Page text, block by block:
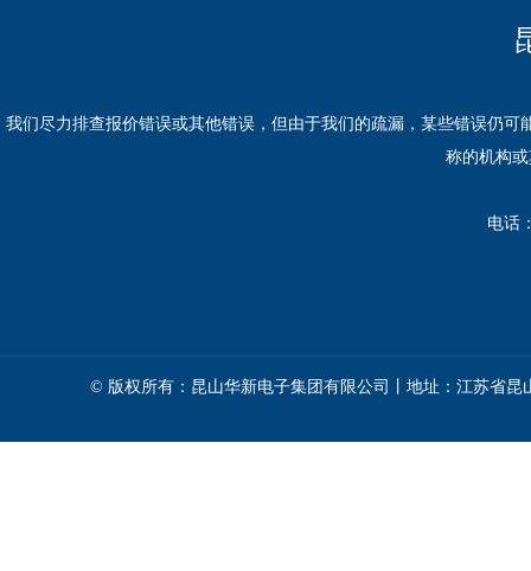
© 版权所有：昆山华新电子集团有限公司丨地址：江苏省昆
我们尽力排查报价错误或其他错误，但由于我们的疏漏，某些错误仍
称的机构
电话